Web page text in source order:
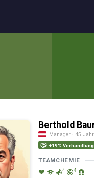
Berthold
Manager · 45
+19%
TEAMCHEMIE
4 4